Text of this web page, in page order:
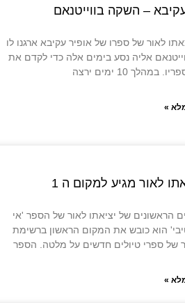
– השקה בווייטנאם
לאור של ספרו של אופיר עקיבא ארגנו לו
אליה נסע בימים אלה כדי לקדם את
במהלך 10 ימים ירצה
»
לאור מגיע למקום ה 1
הראשונים של יציאתו לאור של הספר 'אי
הוא כובש את המקום הראשון ברשימת
של ספרי טיולים חדשים על מלטה. הספר
»